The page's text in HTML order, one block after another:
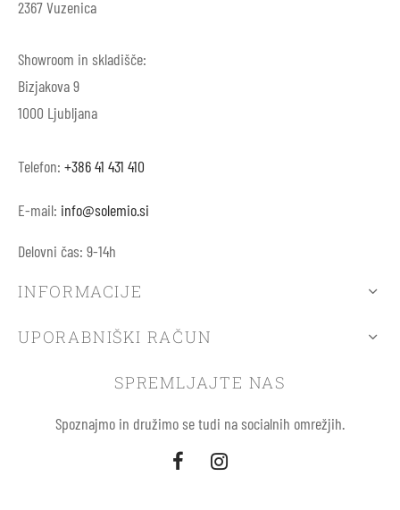
2367 Vuzenica
Showroom in skladišče:
Bizjakova 9
1000 Ljubljana
Telefon: +386 41 431 410
E-mail: info@solemio.si
Delovni čas: 9-14h
INFORMACIJE
UPORABNIŠKI RAČUN
SPREMLJAJTE NAS
Spoznajmo in družimo se tudi na socialnih omrežjih.